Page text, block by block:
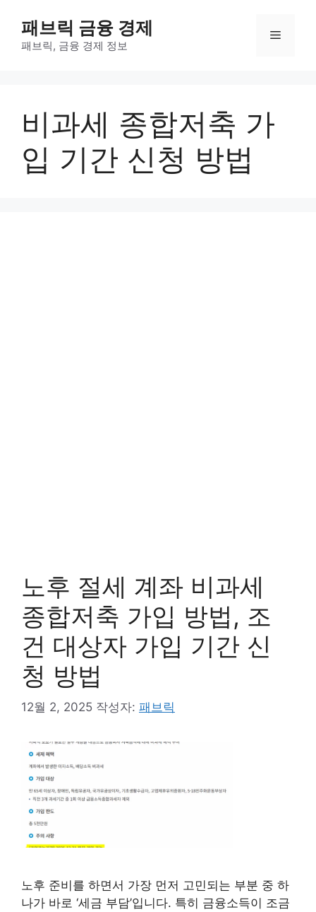
패브릭 금융 경제
패브릭, 금융 경제 정보
메
비과세 종합저축 가
입 기간 신청 방법
노후 절세 계좌 비과세
종합저축 가입 방법, 조
건 대상자 가입 기간 신
청 방법
12월 2, 2025 작성자: 패브릭
노후 준비를 하면서 가장 먼저 고민되는 부분 중 하
나가 바로 ‘세금 부담’입니다. 특히 금융소득이 조금